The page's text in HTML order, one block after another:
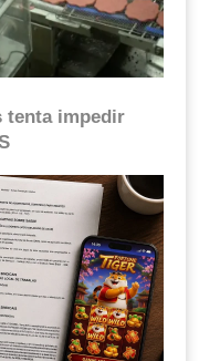
tenta impedir